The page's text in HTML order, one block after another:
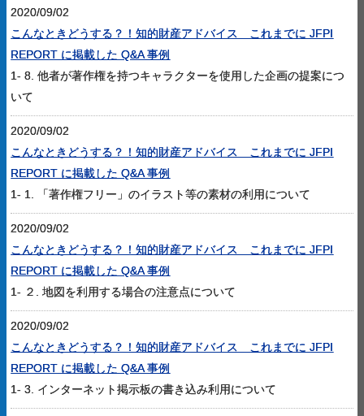
2020/09/02
こんなときどうする？！知的財産アドバイス これまでに JFPI
REPORT に掲載した Q&A 事例
1- 8. 他者が著作権を持つキャラクターを使用した企画の提案につ
いて
2020/09/02
こんなときどうする？！知的財産アドバイス これまでに JFPI
REPORT に掲載した Q&A 事例
1- 1. 「著作権フリー」のイラスト等の素材の利用について
2020/09/02
こんなときどうする？！知的財産アドバイス これまでに JFPI
REPORT に掲載した Q&A 事例
1- ２. 地図を利用する場合の注意点について
2020/09/02
こんなときどうする？！知的財産アドバイス これまでに JFPI
REPORT に掲載した Q&A 事例
1- 3. インターネット掲示板の書き込み利用について